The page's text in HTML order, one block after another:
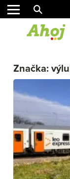
Značka: